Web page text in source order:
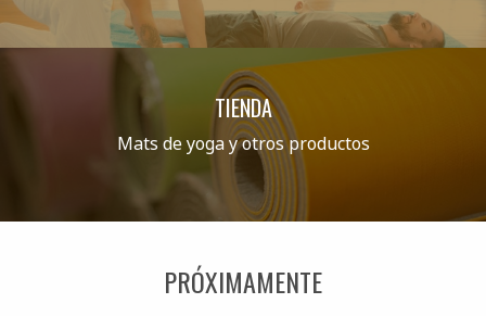
TIENDA
Mats de yoga y otros productos
PRÓXIMAMENTE